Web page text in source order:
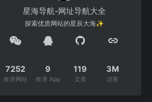
星海导航-网址导航大全
探索优质网站的星辰大海✨
7252
收录网站
9
收录 App
119
文章
3M
访客